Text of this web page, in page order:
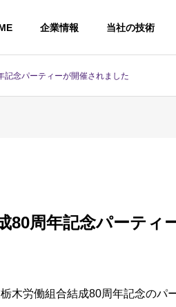
企業情報 当社の技術
記念パーティーが開催されました
80周年記念パーティ
木労働組合結成80周年記念のパ